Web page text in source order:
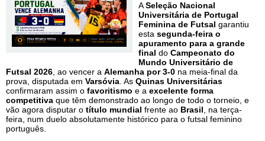
ASeleção Nacional
Universitária de Portugal
Feminina de Futsal garantiu
esta segunda-feira o
apuramento para a grande
final do Campeonato do
Mundo Universitário de
Futsal 2026 , ao vencer a Alemanha por 3-0 na meia-final da
prova, disputada em Varsóvia . As Quinas Universitárias
confirmaram assim o favoritismo e a excelente forma
competitiva que têm demonstrado ao longo de todo o torneio, e
vão agora disputar o título mundial frente ao Brasil , na terça-
feira, num duelo absolutamente histórico para o futsal feminino
português.